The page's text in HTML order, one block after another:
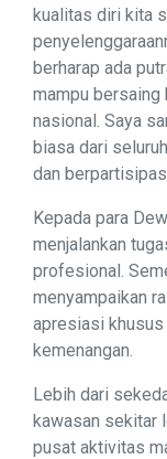
kualitas diri kita
berharap ada
mampu bersaing
nasional. Saya
biasa dari
dan
Kepada para
menjalankan
profesional.
menyampaikan
apresiasi
kemenangan.
Lebih dari
kawasan sekitar
pusat aktivitas